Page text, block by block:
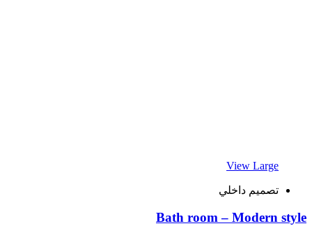
View Large
تصميم داخلي
Bath room – Modern style